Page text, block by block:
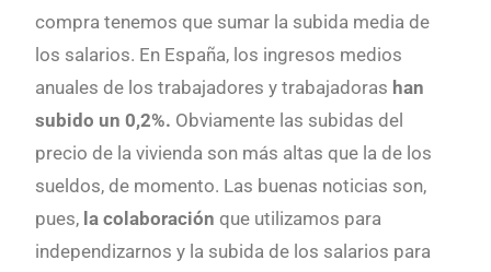
compra tenemos que sumar la subida media de
los salarios. En España, los ingresos medios
anuales de los trabajadores y trabajadoras han
subido un 0,2%. Obviamente las subidas del
precio de la vivienda son más altas que la de los
sueldos, de momento. Las buenas noticias son,
pues, la colaboración que utilizamos para
independizarnos y la subida de los salarios para